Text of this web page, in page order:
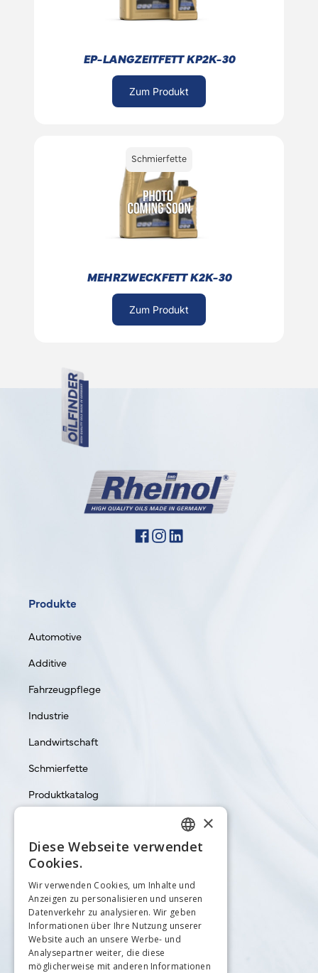
EP-LANGZEITFETT KP2K-30
Zum Produkt
Schmierfette
MEHRZWECKFETT K2K-30
Zum Produkt
Produkte
Automotive
Additive
Fahrzeugpflege
Industrie
Landwirtschaft
Schmierfette
Produktkatalog
Rechtliches
Datenschutzerklärung
Impressum
AGB
GERMAN
×
Diese Webseite verwendet
Cookies.
Wir verwenden Cookies, um Inhalte und
Anzeigen zu personalisieren und unseren
Datenverkehr zu analysieren. Wir geben
Informationen über Ihre Nutzung unserer
Website auch an unsere Werbe- und
Analysepartner weiter, die diese
möglicherweise mit anderen Informationen